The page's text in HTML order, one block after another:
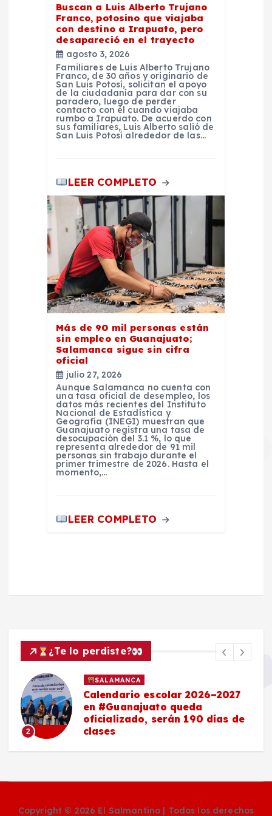
Buscan a Luis Alberto Trujano
Franco, potosino que viajaba
con destino a Irapuato, pero
desapareció en el trayecto
agosto 3, 2026
Familiares de Luis Alberto Trujano
Franco, de 30 años y originario de
San Luis Potosí, solicitan el apoyo
de la ciudadanía para dar con su
paradero, luego de perder
contacto con él cuando viajaba
rumbo a Irapuato. De acuerdo con
sus familiares, Luis Alberto salió de
San Luis Potosí alrededor de las…
LEER COMPLETO
Más de 90 mil personas están
sin empleo en Guanajuato;
Salamanca sigue sin cifra
oficial
julio 27, 2026
Aunque Salamanca no cuenta con
una tasa oficial de desempleo, los
datos más recientes del Instituto
Nacional de Estadística y
Geografía (INEGI) muestran que
Guanajuato registra una tasa de
desocupación del 3.1 %, lo que
representa alrededor de 91 mil
personas sin trabajo durante el
primer trimestre de 2026. Hasta el
momento,…
LEER COMPLETO
¿Te lo perdiste?
2
SALAMANCA
Calendario escolar 2026–2027
en #Guanajuato queda
oficializado, serán 190 días de
clases
Copyright © 2026 El Salmantino | Todos los derechos